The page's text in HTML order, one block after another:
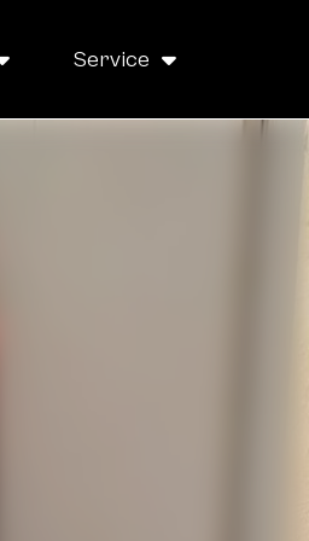
Service